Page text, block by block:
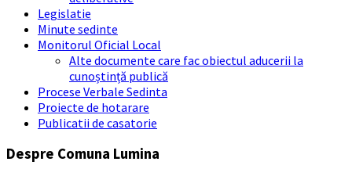
Legislatie
Minute sedinte
Monitorul Oficial Local
Alte documente care fac obiectul aducerii la
cunoștință publică
Procese Verbale Sedinta
Proiecte de hotarare
Publicatii de casatorie
Despre Comuna Lumina